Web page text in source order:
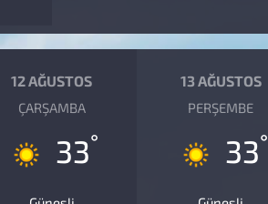
12 AĞUSTOS
ÇARŞAMBA
33°
13 AĞUSTOS
PERŞEMBE
33°